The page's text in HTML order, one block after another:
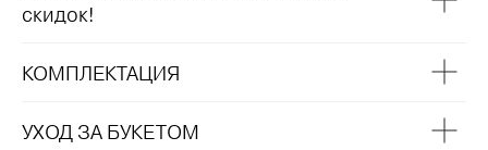
скидок!
КОМПЛЕКТАЦИЯ
УХОД ЗА БУКЕТОМ